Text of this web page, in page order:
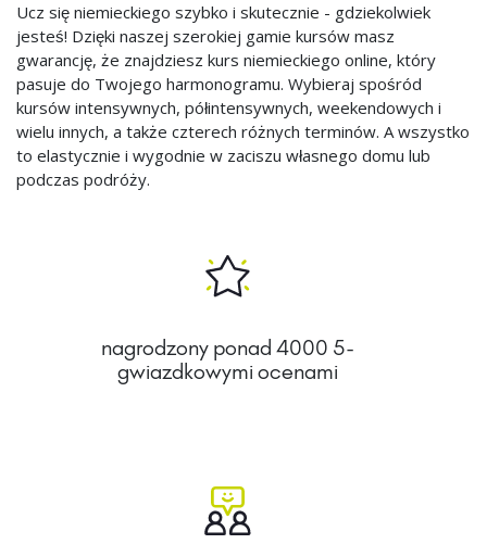
Ucz się niemieckiego szybko i skutecznie - gdziekolwiek
jesteś! Dzięki naszej szerokiej gamie kursów masz
gwarancję, że znajdziesz kurs niemieckiego online, który
pasuje do Twojego harmonogramu. Wybieraj spośród
kursów intensywnych, półintensywnych, weekendowych i
wielu innych, a także czterech różnych terminów. A wszystko
to elastycznie i wygodnie w zaciszu własnego domu lub
podczas podróży.
nagrodzony ponad 4000 5-
gwiazdkowymi ocenami